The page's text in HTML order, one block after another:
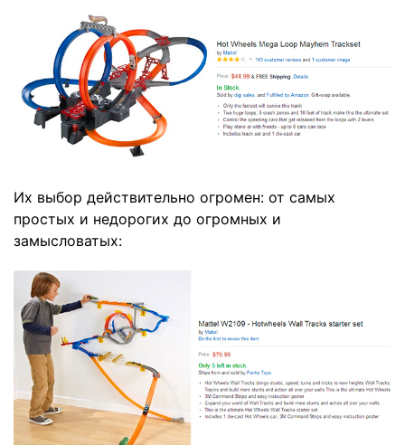
Их выбор действительно огромен: от самых
простых и недорогих до огромных и
замысловатых: